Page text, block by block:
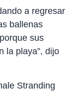
a regresar
ballenas
sus
la playa”, dijo
Stranding